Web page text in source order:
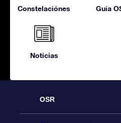
Constelaciónes Guía
Noticias
OSR